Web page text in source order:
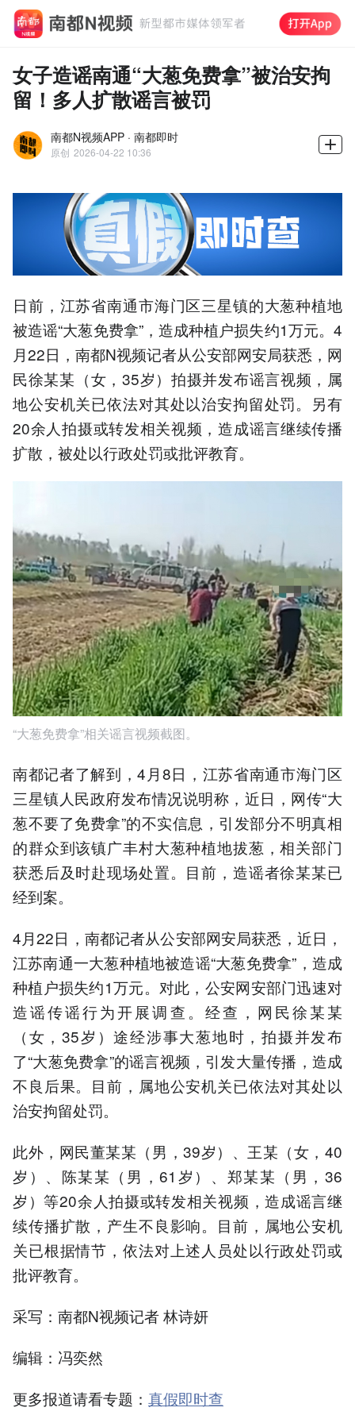
女子造谣南通“大葱免费拿”被治安拘
留！多人扩散谣言被罚
南都N视频APP · 南都即时
原创 2026-04-22 10:36
日前，江苏省南通市海门区三星镇的大葱种植地
被造谣“大葱免费拿”，造成种植户损失约1万元。4
月22日，南都N视频记者从公安部网安局获悉，网
民徐某某（女，35岁）拍摄并发布谣言视频，属
地公安机关已依法对其处以治安拘留处罚。另有
20余人拍摄或转发相关视频，造成谣言继续传播
扩散，被处以行政处罚或批评教育。
“大葱免费拿”相关谣言视频截图。
南都记者了解到，4月8日，江苏省南通市海门区
三星镇人民政府发布情况说明称，近日，网传“大
葱不要了免费拿”的不实信息，引发部分不明真相
的群众到该镇广丰村大葱种植地拔葱，相关部门
获悉后及时赴现场处置。目前，造谣者徐某某已
经到案。
4月22日，南都记者从公安部网安局获悉，近日，
江苏南通一大葱种植地被造谣“大葱免费拿”，造成
种植户损失约1万元。对此，公安网安部门迅速对
造谣传谣行为开展调查。经查，网民徐某某
（女，35岁）途经涉事大葱地时，拍摄并发布
了“大葱免费拿”的谣言视频，引发大量传播，造成
不良后果。目前，属地公安机关已依法对其处以
治安拘留处罚。
此外，网民董某某（男，39岁）、王某（女，40
岁）、陈某某（男，61岁）、郑某某（男，36
岁）等20余人拍摄或转发相关视频，造成谣言继
续传播扩散，产生不良影响。目前，属地公安机
关已根据情节，依法对上述人员处以行政处罚或
批评教育。
采写：南都N视频记者 林诗妍
编辑：冯奕然
更多报道请看专题： 真假即时查